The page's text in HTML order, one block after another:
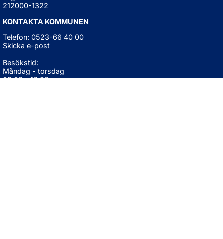
212000-1322
KONTAKTA KOMMUNEN
Telefon: 0523-66 40 00
Skicka e-post
Besökstid:
Måndag - torsdag
08:00 - 16:30